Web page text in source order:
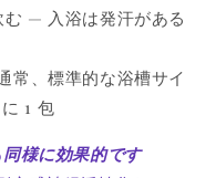
— 入浴は発汗がある
常、標準的な浴槽サイ
1 包
様に効果的です